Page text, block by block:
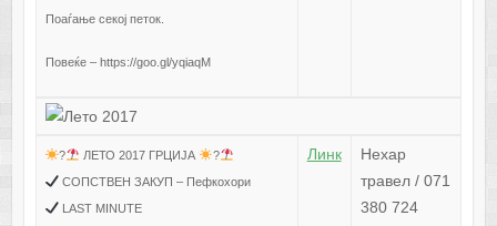
Поаѓање секој петок.
Повеќе – https://goo.gl/yqiaqM
? ЛЕТО 2017 ГРЦИЈА
?
СОПСТВЕН ЗАКУП – Пефкохори
LAST MINUTE
Линк
Нехар
травел / 071
380 724